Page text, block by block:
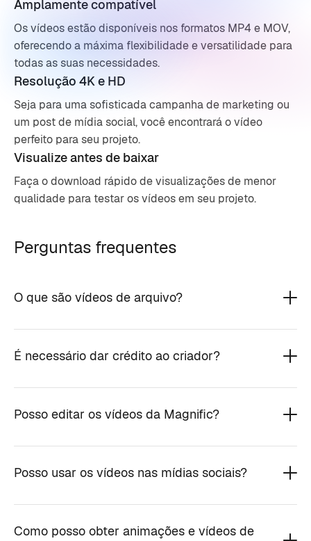
Amplamente compatível
Os vídeos estão disponíveis nos formatos MP4 e MOV,
oferecendo a máxima flexibilidade e versatilidade para
todas as suas necessidades.
Resolução 4K e HD
Seja para uma sofisticada campanha de marketing ou
um post de mídia social, você encontrará o vídeo
perfeito para seu projeto.
Visualize antes de baixar
Faça o download rápido de visualizações de menor
qualidade para testar os vídeos em seu projeto.
Perguntas frequentes
O que são vídeos de arquivo?
É necessário dar crédito ao criador?
Posso editar os vídeos da Magnific?
Posso usar os vídeos nas mídias sociais?
Como posso obter animações e vídeos de